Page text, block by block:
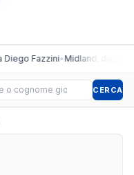
Fazzini•Midland, doppio
giocatore CERCA